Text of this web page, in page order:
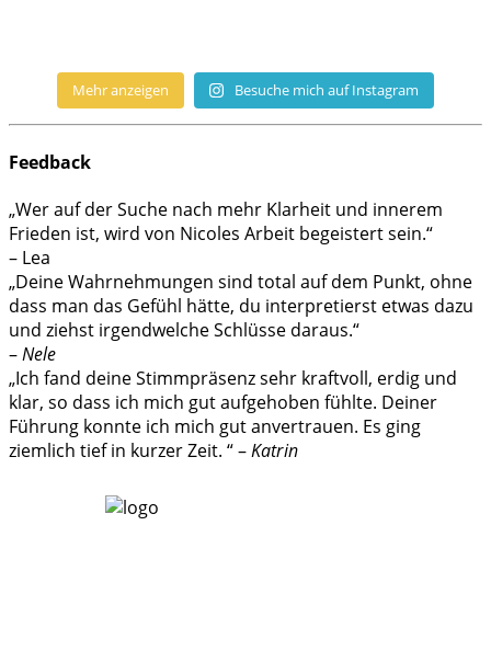
Mehr anzeigen Besuche mich auf Instagram
Feedback
„Wer auf der Suche nach mehr Klarheit und innerem
Frieden ist, wird von Nicoles Arbeit begeistert sein.“
– Lea
„Deine Wahrnehmungen sind total auf dem Punkt, ohne
dass man das Gefühl hätte, du interpretierst etwas dazu
und ziehst irgendwelche Schlüsse daraus.“
–Nele
„Ich fand deine Stimmpräsenz sehr kraftvoll, erdig und
klar, so dass ich mich gut aufgehoben fühlte. Deiner
Führung konnte ich mich gut anvertrauen. Es ging
ziemlich tief in kurzer Zeit. “ –Katrin